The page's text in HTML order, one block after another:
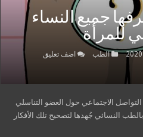
جميع النساء
للمرأة
الطب
اضف تعليق
الاجتماعي حول العضو التناسلي
النسائي جُهدها لتصحيح تلك الأفكار